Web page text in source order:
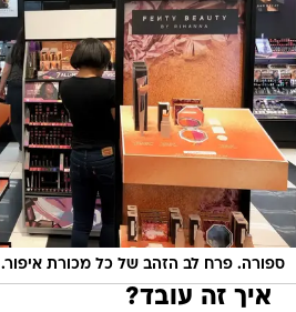
ספורה. פרח לב הזהב של כל מכורת איפור.
איך זה עובד?